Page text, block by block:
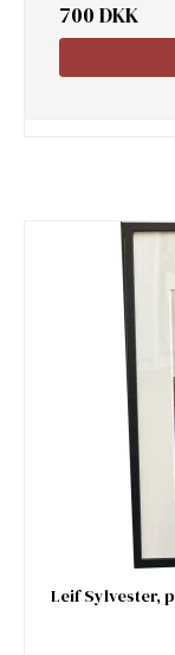
700 DKK
Leif Sylvester,